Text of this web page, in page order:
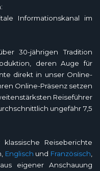
Informationskanal im
30-jährigen Tradition
deren Auge für
direkt in unser Online-
Online-Präsenz setzen
Reiseführer
ungefähr 7,5
Reiseberichte
Englisch und Französisch
eigener Anschauung